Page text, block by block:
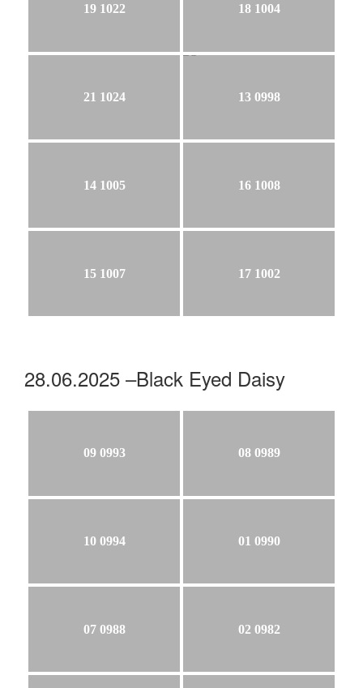
19 1022 18 1004
21 1024 13 0998
14 1005 16 1008
15 1007 17 1002
28.06.2025 –Black Eyed Daisy
09 0993 08 0989
10 0994 01 0990
07 0988 02 0982